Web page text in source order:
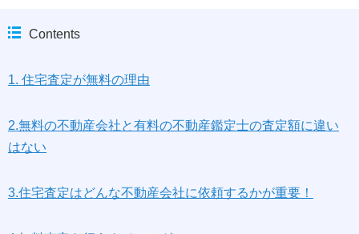
Contents
1. 住宅査定が無料の理由
2.無料の不動産会社と有料の不動産鑑定士の査定額に違い
はない
3.住宅査定はどんな不動産会社に依頼するかが重要！